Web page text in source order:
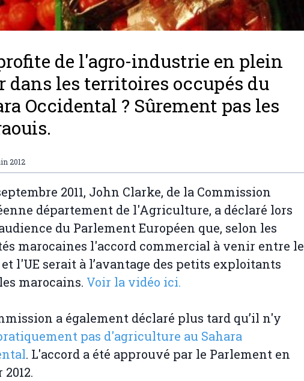
de l'agro-industrie en plein
dans les territoires occupés du
Occidental ? Sûrement pas les
2012
2011, John Clarke, de la Commission
département de l'Agriculture, a déclaré lors
du Parlement Européen que, selon les
marocaines l'accord commercial à venir entre le
l'UE serait à l’avantage des petits exploitants
marocains. Voir la vidéo ici.
a également déclaré plus tard qu’il n'y
pas d'agriculture au Sahara
. L'accord a été approuvé par le Parlement en